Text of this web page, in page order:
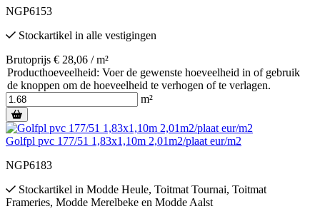
NGP6153
Stockartikel in alle vestigingen
Brutoprijs € 28,06 / m²
Producthoeveelheid: Voer de gewenste hoeveelheid in of gebruik
de knoppen om de hoeveelheid te verhogen of te verlagen.
m²
Golfpl pvc 177/51 1,83x1,10m 2,01m2/plaat eur/m2
NGP6183
Stockartikel in Modde Heule, Toitmat Tournai, Toitmat
Frameries, Modde Merelbeke en Modde Aalst